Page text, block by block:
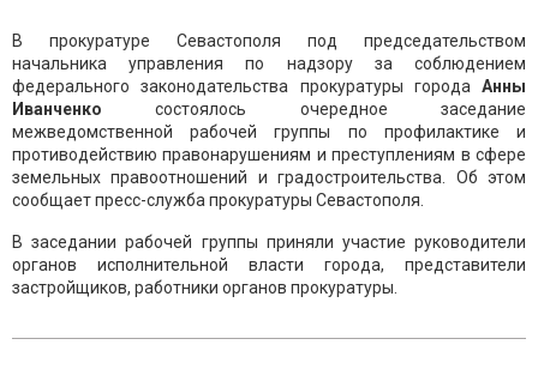
В прокуратуре Севастополя под председательством
начальника управления по надзору за соблюдением
федерального законодательства прокуратуры города Анны
Иванченко состоялось очередное заседание
межведомственной рабочей группы по профилактике и
противодействию правонарушениям и преступлениям в сфере
земельных правоотношений и градостроительства. Об этом
сообщает пресс-служба прокуратуры Севастополя.
В заседании рабочей группы приняли участие руководители
органов исполнительной власти города, представители
застройщиков, работники органов прокуратуры.